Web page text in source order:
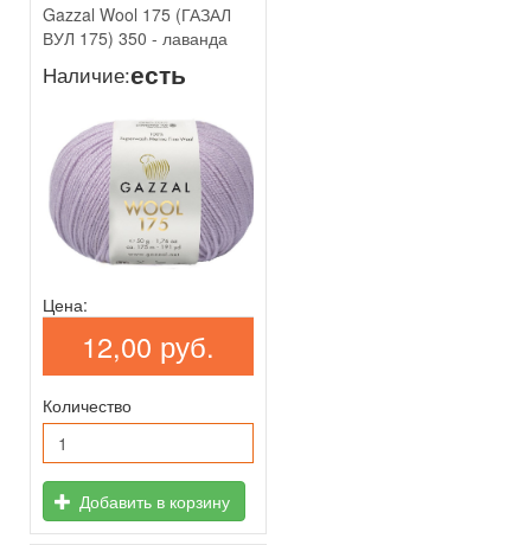
Gazzal Wool 175 (ГАЗАЛ
ВУЛ 175) 350 - лаванда
Наличие:есть
Цена:
12,00 руб.
Количество
Добавить в корзину